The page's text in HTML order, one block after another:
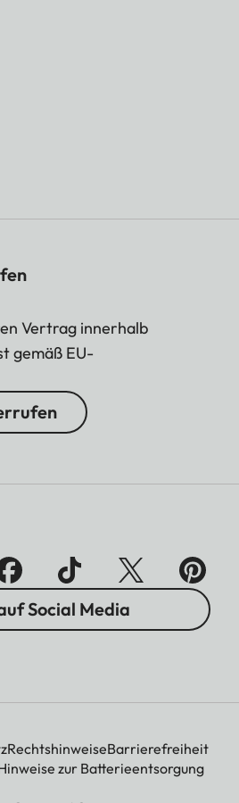
Vertrag innerhalb
gemäß EU-
Social Media
RechtshinweiseBarrierefreiheit
zur Batterieentsorgung